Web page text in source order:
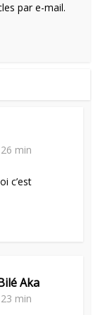
par e-mail.
min
c’est
Aka
min